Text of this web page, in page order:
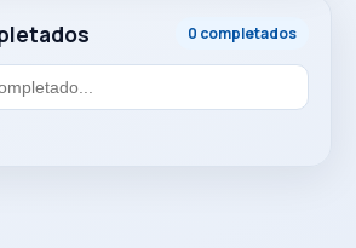
0 completados